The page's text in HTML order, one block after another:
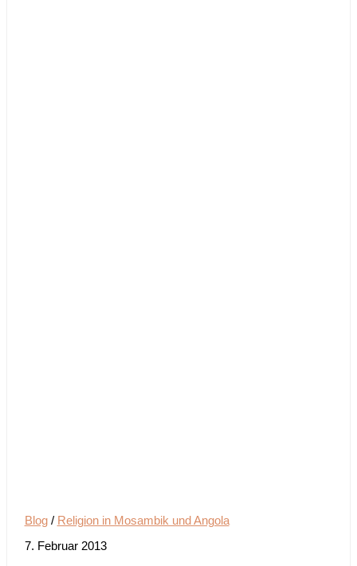
Blog/ Religion in Mosambik und Angola
7. Februar 2013